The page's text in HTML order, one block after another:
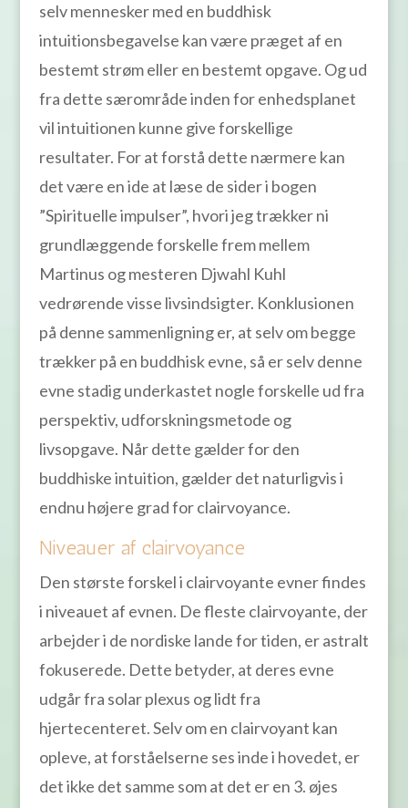
selv mennesker med en buddhisk
intuitionsbegavelse kan være præget af en
bestemt strøm eller en bestemt opgave. Og ud
fra dette særområde inden for enhedsplanet
vil intuitionen kunne give forskellige
resultater. For at forstå dette nærmere kan
det være en ide at læse de sider i bogen
”Spirituelle impulser”, hvori jeg trækker ni
grundlæggende forskelle frem mellem
Martinus og mesteren Djwahl Kuhl
vedrørende visse livsindsigter. Konklusionen
på denne sammenligning er, at selv om begge
trækker på en buddhisk evne, så er selv denne
evne stadig underkastet nogle forskelle ud fra
perspektiv, udforskningsmetode og
livsopgave. Når dette gælder for den
buddhiske intuition, gælder det naturligvis i
endnu højere grad for clairvoyance.
Niveauer af clairvoyance
Den største forskel i clairvoyante evner findes
i niveauet af evnen. De fleste clairvoyante, der
arbejder i de nordiske lande for tiden, er astralt
fokuserede. Dette betyder, at deres evne
udgår fra solar plexus og lidt fra
hjertecenteret. Selv om en clairvoyant kan
opleve, at forståelserne ses inde i hovedet, er
det ikke det samme som at det er en 3. øjes